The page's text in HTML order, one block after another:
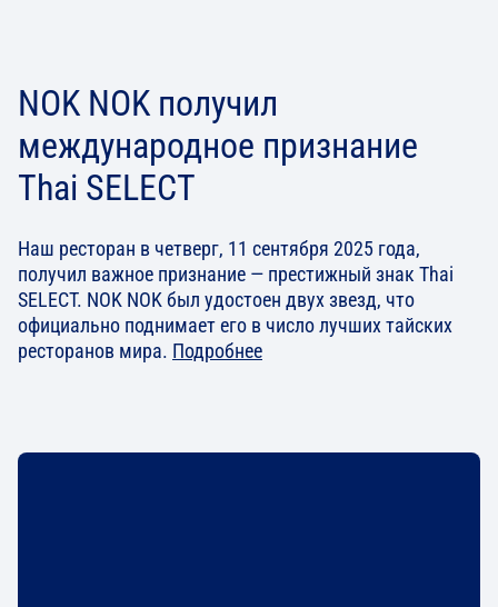
NOK NOK получил
международное признание
Thai SELECT
Наш ресторан в четверг, 11 сентября 2025 года,
получил важное признание — престижный знак Thai
SELECT. NOK NOK был удостоен двух звезд, что
официально поднимает его в число лучших тайских
ресторанов мира. Подробнее